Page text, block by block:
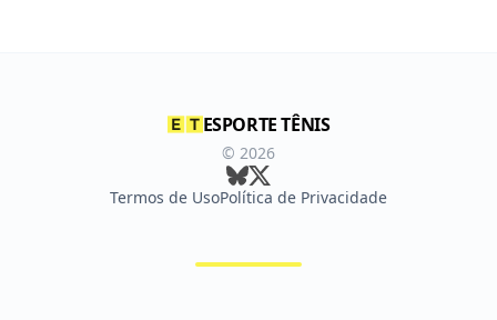
ESPORTE TÊNIS
© 2026
Termos de UsoPolítica de Privacidade